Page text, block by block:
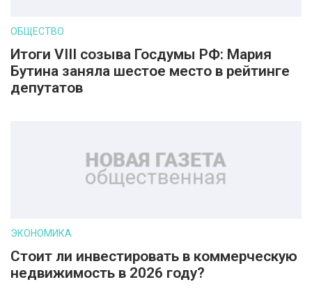
ОБЩЕСТВО
Итоги VIII созыва Госдумы РФ: Мария
Бутина заняла шестое место в рейтинге
депутатов
ЭКОНОМИКА
Стоит ли инвестировать в коммерческую
недвижимость в 2026 году?